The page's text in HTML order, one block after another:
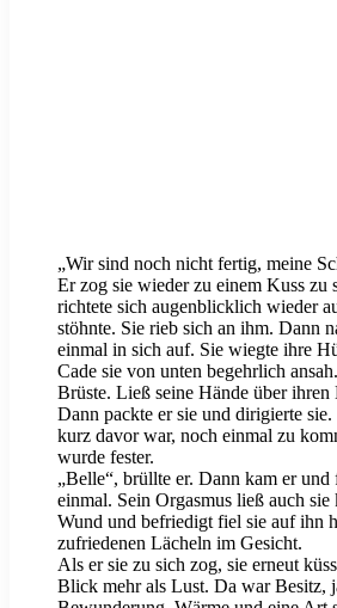
„Wir sind noch nicht fertig, meine
Er zog sie wieder zu einem Kuss zu
richtete sich augenblicklich wieder
stöhnte. Sie rieb sich an ihm. Dann
einmal in sich auf. Sie wiegte ihre
Cade sie von unten begehrlich
Brüste. Ließ seine Hände über ihren
Dann packte er sie und dirigierte
kurz davor war, noch einmal zu
wurde fester.
„Belle“, brüllte er. Dann kam er und
einmal. Sein Orgasmus ließ auch sie
Wund und befriedigt fiel sie auf ihn
zufriedenen Lächeln im Gesicht.
Als er sie zu sich zog, sie erneut
Blick mehr als Lust. Da war Besitz,